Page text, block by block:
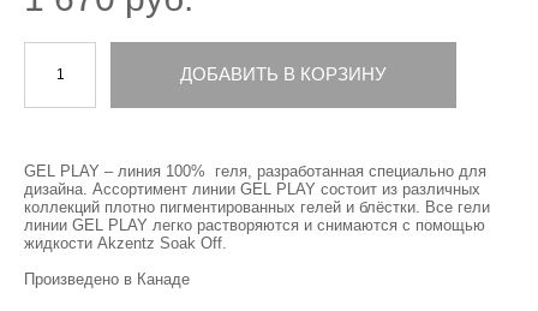
ДОБАВИТЬ В КОРЗИНУ
GEL PLAY – линия 100% геля, разработанная специально для
дизайна. Ассортимент линии GEL PLAY состоит из различных
коллекций плотно пигментированных гелей и блёстки. Все гели
линии GEL PLAY легко растворяются и снимаются с помощью
жидкости Akzentz Soak Off.
Произведено в Канаде